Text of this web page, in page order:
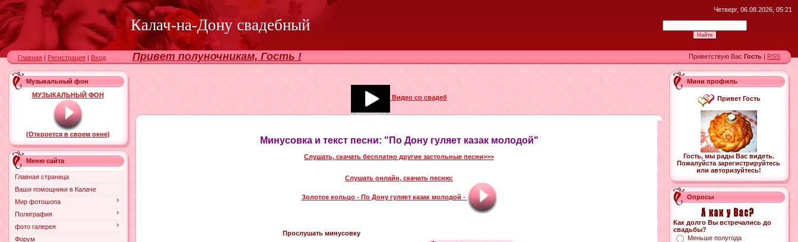
Калач-на-Дону свадебный
Четверг, 06.08.2026, 05:21
Главная | Регистрация | Вход Привет полуночникам, Гость ! Приветствую Вас Гость | RSS
Музыкальный фон
МУЗЫКАЛЬНЫЙ ФОН
(Откроется в своем окне)
Меню сайта
Главная страница
Ваши помощники в Калаче
Мир фотошопа
Полиграфия
фото галерея
Форум
Видео со свадеб
Минусовка и текст песни: "По Дону гуляет казак молодой"
Слушать, скачать бесплатно другие застольные песни>>>
Слушать онлайн, скачать песню:
Золотое кольцо - По Дону гуляет казак молодой -
Прослушать минусовку
Мини профиль
Привет Гость
Гость, мы рады Вас видеть.
Пожалуйста зарегистрируйтесь
или авторизуйтесь!
Опросы
Как долго Вы встречались до
свадьбы?
Меньше полугода